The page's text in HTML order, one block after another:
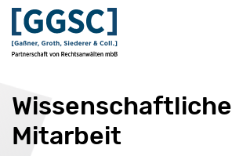
Wissenschaftliche
Mitarbeit